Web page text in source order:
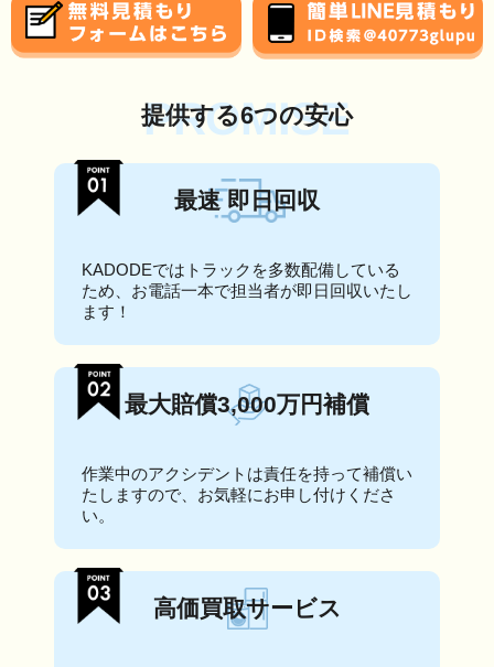
PROMISE
提供する6つの安心
最速 即日回収
KADODEではトラックを多数配備している
ため、お電話一本で担当者が即日回収いたし
ます！
最大賠償3,000万円補償
作業中のアクシデントは責任を持って補償い
たしますので、お気軽にお申し付けくださ
い。
高価買取サービス